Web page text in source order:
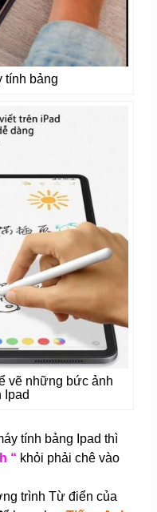
tính bảng
vẽ những bức ảnh
Ipad
tính bảng Ipad thì
“ khỏi phải chê vào
trình Từ điển của